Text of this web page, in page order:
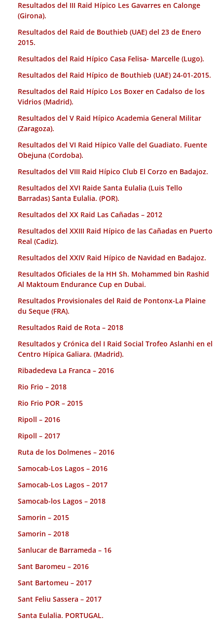
Resultados del III Raid Hípico Les Gavarres en Calonge
(Girona).
Resultados del Raid de Bouthieb (UAE) del 23 de Enero
2015.
Resultados del Raid Hípico Casa Felisa- Marcelle (Lugo).
Resultados del Raid Hípico de Bouthieb (UAE) 24-01-2015.
Resultados del Raid Hípico Los Boxer en Cadalso de los
Vidrios (Madrid).
Resultados del V Raid Hípico Academia General Militar
(Zaragoza).
Resultados del VI Raid Hípico Valle del Guadiato. Fuente
Obejuna (Cordoba).
Resultados del VIII Raid Hípico Club El Corzo en Badajoz.
Resultados del XVI Raide Santa Eulalia (Luis Tello
Barradas) Santa Eulalia. (POR).
Resultados del XX Raid Las Cañadas – 2012
Resultados del XXIII Raid Hípico de las Cañadas en Puerto
Real (Cadiz).
Resultados del XXIV Raid Hípico de Navidad en Badajoz.
Resultados Oficiales de la HH Sh. Mohammed bin Rashid
Al Maktoum Endurance Cup en Dubai.
Resultados Provisionales del Raid de Pontonx-La Plaine
du Seque (FRA).
Resultados Raid de Rota – 2018
Resultados y Crónica del I Raid Social Trofeo Aslanhi en el
Centro Hípica Galiara. (Madrid).
Ribadedeva La Franca – 2016
Rio Frio – 2018
Rio Frio POR – 2015
Ripoll – 2016
Ripoll – 2017
Ruta de los Dolmenes – 2016
Samocab-Los Lagos – 2016
Samocab-Los Lagos – 2017
Samocab-los Lagos – 2018
Samorin – 2015
Samorin – 2018
Sanlucar de Barrameda – 16
Sant Baromeu – 2016
Sant Bartomeu – 2017
Sant Feliu Sassera – 2017
Santa Eulalia. PORTUGAL.